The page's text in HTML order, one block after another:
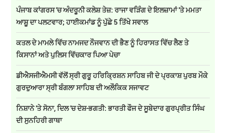
ਪੰਜਾਬ ਕਾਂਗਰਸ 'ਚ ਅੰਦਰੂਨੀ ਕਲੇਸ਼ ਤੇਜ਼: ਰਾਜਾ ਵੜਿੰਗ ਦੇ ਇਲਜ਼ਾਮਾਂ 'ਤੇ ਮਮਤਾ
ਆਸ਼ੂ ਦਾ ਪਲਟਵਾਰ; ਹਾਈਕਮਾਂਡ ਨੂੰ ਪੁੱਛੇ 5 ਤਿੱਖੇ ਸਵਾਲ
ਕਤਲ ਦੇ ਮਾਮਲੇ ਵਿੱਚ ਨਾਮਜਦ ਨੌਜਵਾਨ ਦੀ ਭੈਣ ਨੂੰ ਹਿਰਾਸਤ ਵਿੱਚ ਲੈਣ ਤੇ
ਕਿਸਾਨਾਂ ਅਤੇ ਪੁਲਿਸ ਵਿੱਚਕਾਰ ਪਿਆ ਪੇਚਾ
ਡੀਐਸਜੀਐਮਸੀ ਵੱਲੋਂ ਸ੍ਰੀ ਗੁਰੂ ਹਰਿਕ੍ਰਿਸ਼ਨ ਸਾਹਿਬ ਜੀ ਦੇ ਪ੍ਰਕਾਸ਼ ਪੁਰਬ ਮੌਕੇ
ਗੁਰਦੁਆਰਾ ਸ੍ਰੀ ਬੰਗਲਾ ਸਾਹਿਬ ਦੀ ਅਲੌਕਿਕ ਸਜਾਵਟ
ਨਿਸ਼ਾਨੇ 'ਤੇ ਸੋਨਾ, ਦਿਲ 'ਚ ਦੇਸ਼-ਭਗਤੀ: ਭਾਰਤੀ ਫੌਜ ਦੇ ਸੂਬੇਦਾਰ ਗੁਰਪ੍ਰੀਤ ਸਿੰਘ
ਦੀ ਸੁਨਹਿਰੀ ਗਾਥਾ